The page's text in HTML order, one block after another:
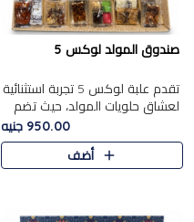
صندوق المولد لوكس 5
تقدم علبة لوكس 5 تجربة استثنائية
لعشاق حلويات المولد، حيث تضم
42 قطعة من تشكيلة فاخرة تجمع
بين أشهر الأصناف التقليدية وأصناف
مميزة مختارة بع..
950.00 جنيه
أضف